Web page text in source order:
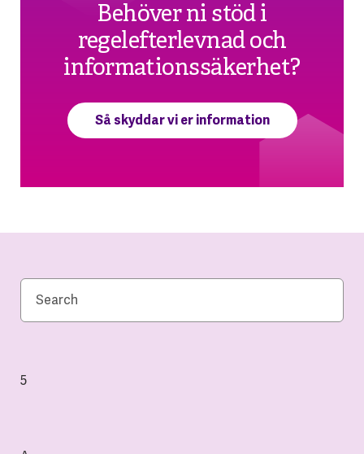
Behöver ni stöd i
regelefterlevnad och
informationssäkerhet?
Så skyddar vi er information
5